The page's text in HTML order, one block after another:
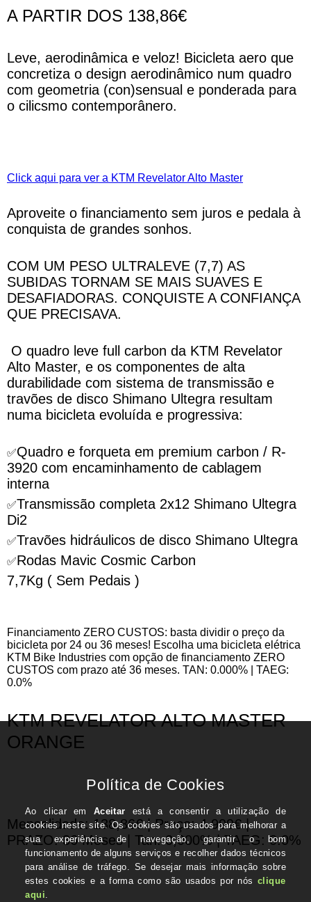
A PARTIR DOS 138,86€
Leve, aerodinâmica e veloz! Bicicleta aero que
concretiza o design aerodinâmico num quadro
com geometria (con)sensual e ponderada para
o cilicsmo contemporânero.
Click aqui para ver a KTM Revelator Alto Master
Aproveite o financiamento sem juros e pedala à
conquista de grandes sonhos.
COM UM PESO ULTRALEVE (7,7) AS
SUBIDAS TORNAM SE MAIS SUAVES E
DESAFIADORAS. CONQUISTE A CONFIANÇA
QUE PRECISAVA.
O quadro leve full carbon da KTM Revelator
Alto Master, e os componentes de alta
durabilidade com sistema de transmissão e
travões de disco Shimano Ultegra resultam
numa bicicleta evoluída e progressiva:
✅Quadro e forqueta em premium carbon / R-
3920 com encaminhamento de cablagem
interna
✅Transmissão completa 2x12 Shimano Ultegra
Di2
✅Travões hidráulicos de disco Shimano Ultegra
✅Rodas Mavic Cosmic Carbon
7,7Kg ( Sem Pedais )
Financiamento ZERO CUSTOS: basta dividir o preço da
bicicleta por 24 ou 36 meses! Escolha uma bicicleta elétrica
KTM Bike Industries com opção de financiamento ZERO
CUSTOS com prazo até 36 meses. TAN: 0.000% | TAEG:
0.0%
KTM REVELATOR ALTO MASTER
ORANGE
Mensalidade: 138,86€ | Preço: 4.999€ |
PRAZO: 36 Meses | Tan: 0,000% | TAEG: 0.0%